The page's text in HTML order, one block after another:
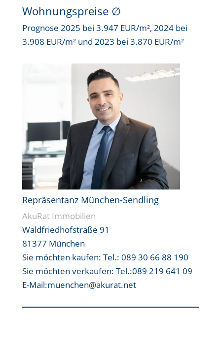
Wohnungspreise ∅
Prognose 2025 bei 3.947 EUR/m², 2024 bei
3.908 EUR/m² und 2023 bei 3.870 EUR/m²
Repräsentanz München-Sendling
AkuRat Immobilien
Waldfriedhofstraße 91
81377 München
Sie möchten kaufen: Tel.: 089 30 66 88 190
Sie möchten verkaufen: Tel.:089 219 641 09
E-Mail:muenchen@akurat.net